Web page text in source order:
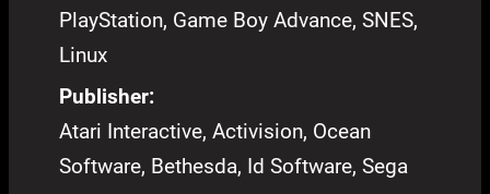
PlayStation, Game Boy Advance, SNES,
Linux
Publisher:
Atari Interactive, Activision, Ocean
Software, Bethesda, Id Software, Sega